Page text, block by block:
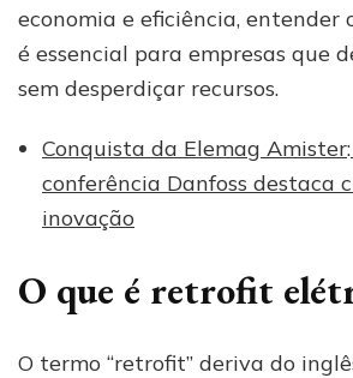
economia e eficiência,
é essencial para empresas que
sem desperdiçar recursos.
Conquista da Elemag Amister:
conferência Danfoss destaca
inovação
O que é retrofit
O termo “retrofit” deriva do